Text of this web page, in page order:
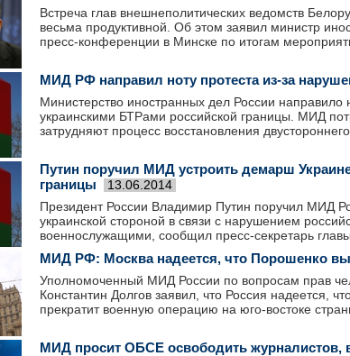
Встреча глав внешнеполитических ведомств
весьма продуктивной. Об этом заявил министр
пресс-конференции в Минске по итогам
МИД РФ направил ноту протеста из-за
Министерство иностранных дел России направило
украинскими БТРами российской границы. МИД
затрудняют процесс восстановления
Путин поручил МИД устроить демарш
границы
13.06.2014
Президент России Владимир Путин поручил МИД
украинской стороной в связи с нарушением
военнослужащими, сообщил пресс-секретарь
МИД РФ: Москва надеется, что Порошенко
Уполномоченный МИД России по вопросам прав
Константин Долгов заявил, что Россия надеется,
прекратит военную операцию на юго-востоке
МИД просит ОБСЕ освободить журналистов,